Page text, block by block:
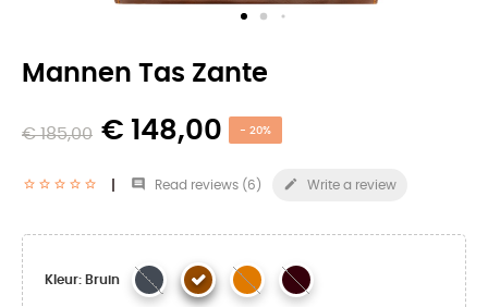
Mannen Tas Zante
€ 185,00 € 148,00 - 20%
 Read reviews (6 )  Write a review
Kleur: Bruin